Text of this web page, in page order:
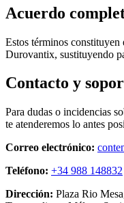
Acuerdo
Estos términos
Durovantix, sustituyendo
Contacto y
Para dudas o incidencias
te atenderemos lo antes
Correo electrónico:
Teléfono: +34 988 148832
Dirección: Plaza Rio